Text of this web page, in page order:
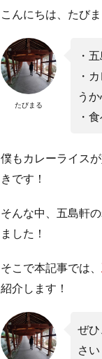
こんにちは、たびま
たびまる
・
・
うか
・
僕もカレーライス
きです！
そんな中、五島軒
ました！
そこで本記事では、
紹介します！
ぜ
さい